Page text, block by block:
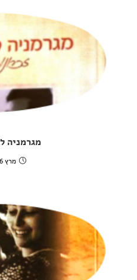
מגרמניה
מרץ 16, 2025